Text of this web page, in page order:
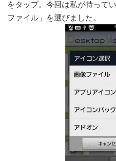
をタップ。今回は私が持って
ファイル」を選びました。